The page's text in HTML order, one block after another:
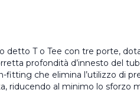
detto T o Tee con tre porte,
profondità d’innesto del
fitting che elimina l’utilizzo di
riducendo al minimo lo sforzo